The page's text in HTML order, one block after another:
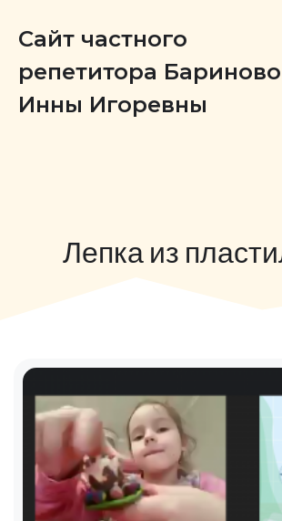
Сайт частного
репетитора
Инны Игоревны
Лепка из